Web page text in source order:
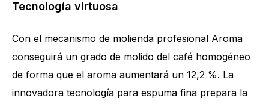
Cantidad de especialidades
Tecnología virtuosa
Con el mecanismo de molienda profesional Aroma
conseguirá un grado de molido del café homogéneo
de forma que el aroma aumentará un 12,2 %. La
innovadora tecnología para espuma fina prepara la